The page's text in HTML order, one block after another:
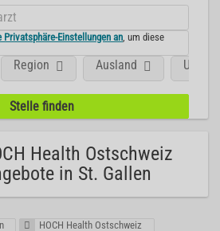
Privatsphäre-Einstellungen an , um diese
Region Ausland
Health Ostschweiz
in St. Gallen
HOCH Health Ostschweiz